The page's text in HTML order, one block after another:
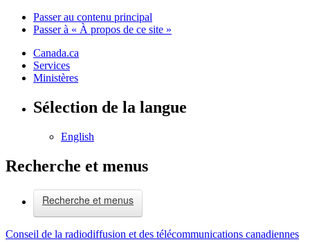
Passer au contenu principal
Passer à « À propos de ce site »
Canada.ca
Services
Ministères
Sélection de la langue
English
Recherche et menus
Recherche et menus
Conseil de la radiodiffusion et des télécommunications canadiennes